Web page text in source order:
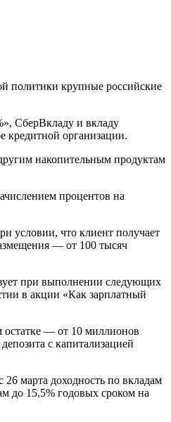
политики крупные российские
СберВкладу и вкладу
кредитной организации.
накопительным продуктам
процентов на
условии, что клиент получает
— от 100 тысяч
при выполнении следующих
в акции «Как зарплатный
остатке — от 10 миллионов
с капитализацией
марта доходность по вкладам
до 15,5% годовых сроком на